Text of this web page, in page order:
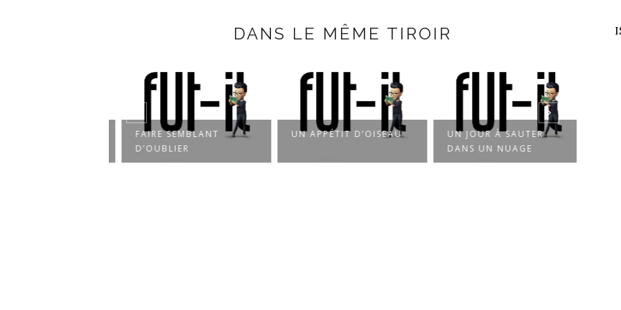
DANS LE MÊME TIROIR
FAIRE SEMBLANT
D’OUBLIER
UN APPÉTIT D’OISEAU
UN JOUR À SAUTER
DANS UN NUAGE